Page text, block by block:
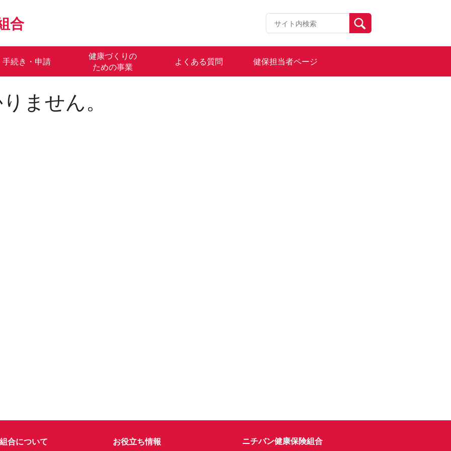
合
手続き・申請
健康づくりの
ための事業
よくある質問 健保担当者ページ
ません。
合について お役立ち情報 ニチバン健康保険組合